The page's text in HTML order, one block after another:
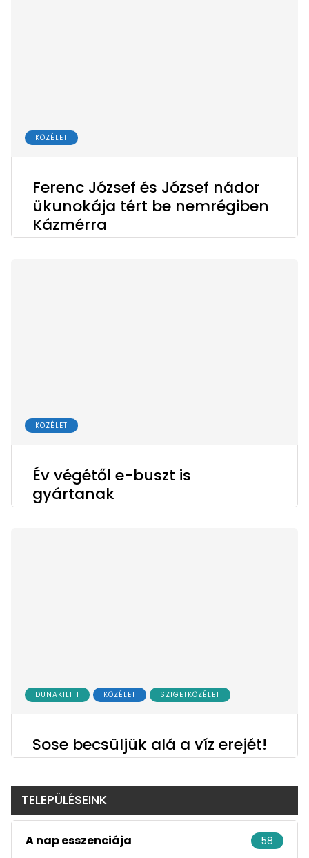
KÖZÉLET
Ferenc József és József nádor
ükunokája tért be nemrégiben
Kázmérra
KÖZÉLET
Év végétől e-buszt is
gyártanak
DUNAKILITI KÖZÉLET SZIGETKÖZÉLET
Sose becsüljük alá a víz erejét!
TELEPÜLÉSEINK
A nap esszenciája 58